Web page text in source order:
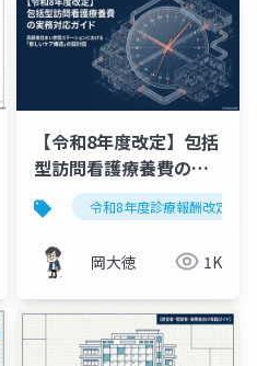
d to p with n オンライン診療
【令和8年度改定】包括
型訪問看護療養費の実
務対応ガイド｜高齢者
住まい併設ステーショ
ンの新ケア構造
令和8年度診療報酬改定
岡大徳 1K